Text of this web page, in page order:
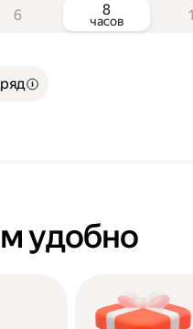
6 8
часов
удобно